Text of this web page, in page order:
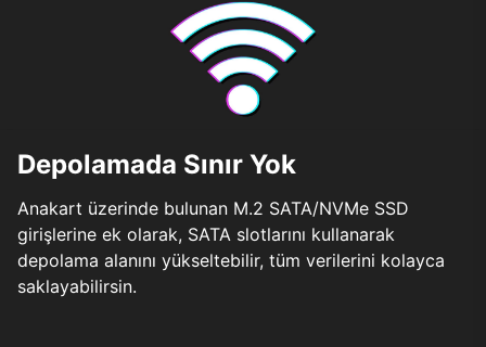
Depolamada Sınır Yok
Anakart üzerinde bulunan M.2 SATA/NVMe SSD
girişlerine ek olarak, SATA slotlarını kullanarak
depolama alanını yükseltebilir, tüm verilerini kolayca
saklayabilirsin.